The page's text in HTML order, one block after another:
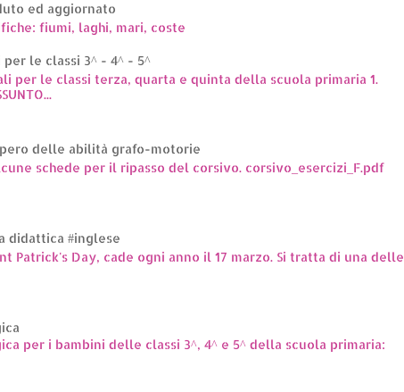
ed aggiornato
fiumi, laghi, mari, coste
le classi 3^ - 4^ - 5^
per le classi terza, quarta e quinta della scuola primaria 1.
delle abilità grafo-motorie
schede per il ripasso del corsivo. corsivo_esercizi_F.pdf
didattica #inglese
Patrick's Day, cade ogni anno il 17 marzo. Si tratta di una delle
per i bambini delle classi 3^, 4^ e 5^ della scuola primaria: